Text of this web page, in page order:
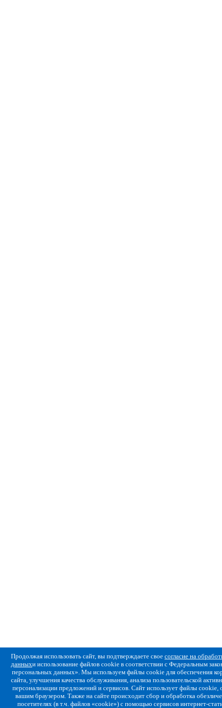
Продолжая использовать сайт, вы подтверждаете свое согласие на
данныхи использование файлов cookie в соответствии с Федеральным
персональных данных». Мы используем файлы cookie для обеспечения
сайта, улучшения качества обслуживания, анализа пользовательской
персонализации предложений и сервисов. Сайт использует файлы cookie,
вашим браузером. Также на сайте происходит сбор и обработка
посетителях (в т.ч. файлов «cookie») с помощью сервисов интернет-